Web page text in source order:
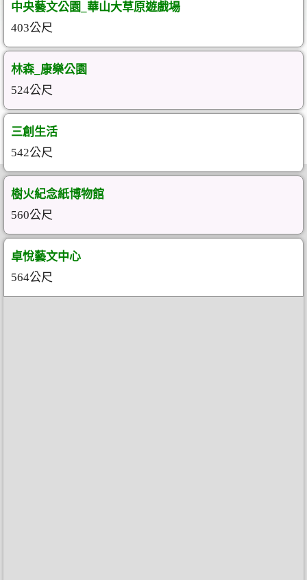
中央藝文公園_華山大草原遊戲場
403公尺
林森_康樂公園
524公尺
三創生活
542公尺
樹火紀念紙博物館
560公尺
卓悅藝文中心
564公尺